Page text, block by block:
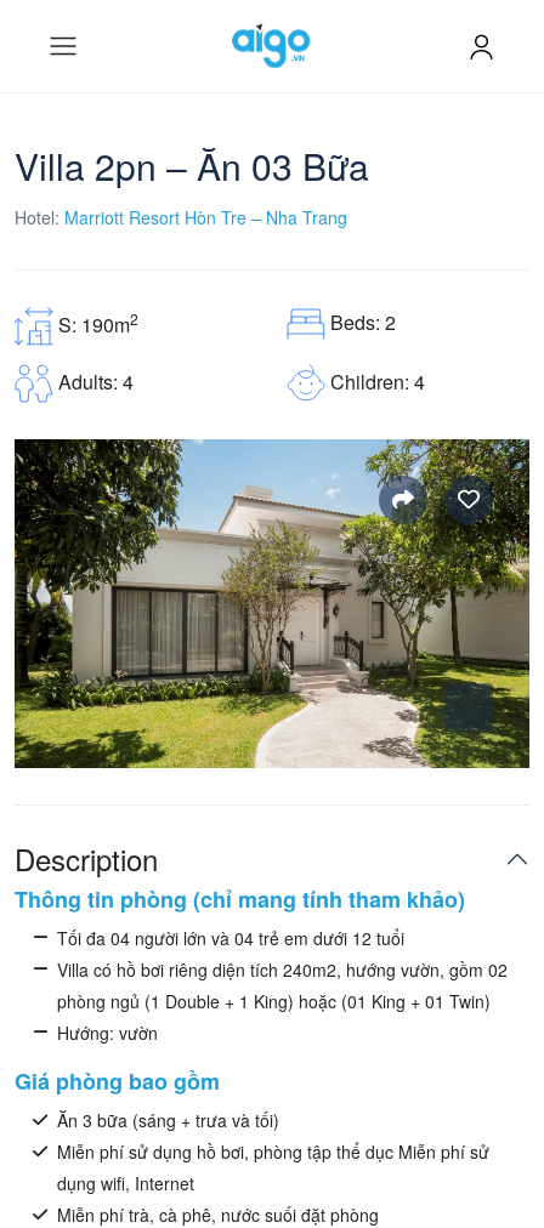
Villa 2pn – Ăn 03 Bữa
Hotel: Marriott Resort Hòn Tre – Nha Trang
S: 190m2 Beds: 2
Adults: 4 Children: 4
Description
Thông tin phòng (chỉ mang tính tham khảo)
Tối đa 04 người lớn và 04 trẻ em dưới 12 tuổi
Villa có hồ bơi riêng diện tích 240m2, hướng vườn, gồm 02
phòng ngủ (1 Double + 1 King) hoặc (01 King + 01 Twin)
Hướng: vườn
Giá phòng bao gồm
Ăn 3 bữa (sáng + trưa và tối)
Miễn phí sử dụng hồ bơi, phòng tập thể dục Miễn phí sử
dụng wifi, Internet
Miễn phí trà, cà phê, nước suối đặt phòng